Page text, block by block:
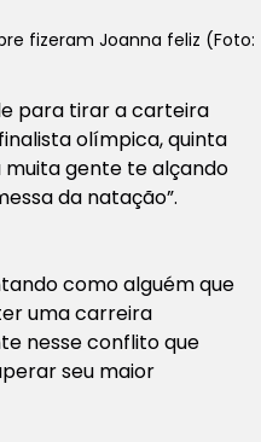
fizeram Joanna feliz (Foto:
para tirar a carteira
olímpica, quinta
gente te alçando
da natação”.
como alguém que
uma carreira
nesse conflito que
seu maior